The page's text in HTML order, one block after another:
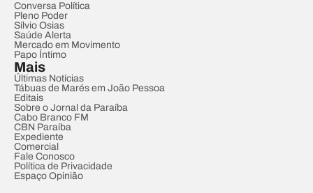
Conversa Política
Pleno Poder
Sílvio Osias
Saúde Alerta
Mercado em Movimento
Papo Íntimo
Mais
Últimas Notícias
Tábuas de Marés em João Pessoa
Editais
Sobre o Jornal da Paraíba
Cabo Branco FM
CBN Paraíba
Expediente
Comercial
Fale Conosco
Política de Privacidade
Espaço Opinião